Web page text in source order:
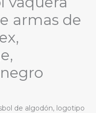
armas de
de algodón, logotipo